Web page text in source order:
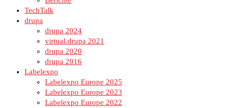
TechTalk
drupa
drupa 2024
virtual.drupa 2021
drupa 2020
drupa 2016
Labelexpo
Labelexpo Europe 2025
Labelexpo Europe 2023
Labelexpo Europe 2022